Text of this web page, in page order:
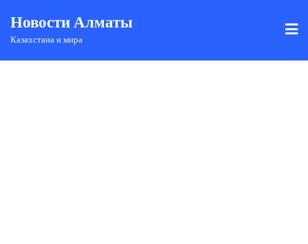
Новости Алматы
Казахстана и мира